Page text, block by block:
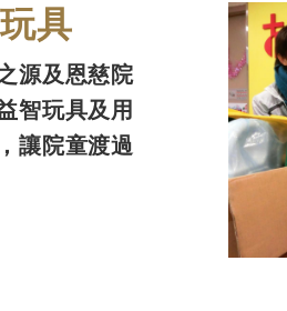
具
源及恩慈院
智玩具及用
讓院童渡過